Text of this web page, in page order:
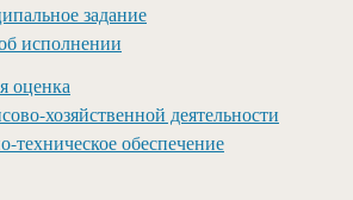
задание
исполнении
оценка
хозяйственной деятельности
техническое обеспечение